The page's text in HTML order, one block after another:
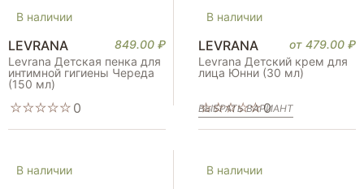
В наличии
LEVRANA 849.00 ₽
Levrana Детская пенка для
интимной гигиены Череда
(150 мл)
0
В наличии
LEVRANA от 479.00 ₽
Levrana Детский крем для
лица Юнни (30 мл)
0
ВЫБРАТЬ ВАРИАНТ
В наличии В наличии